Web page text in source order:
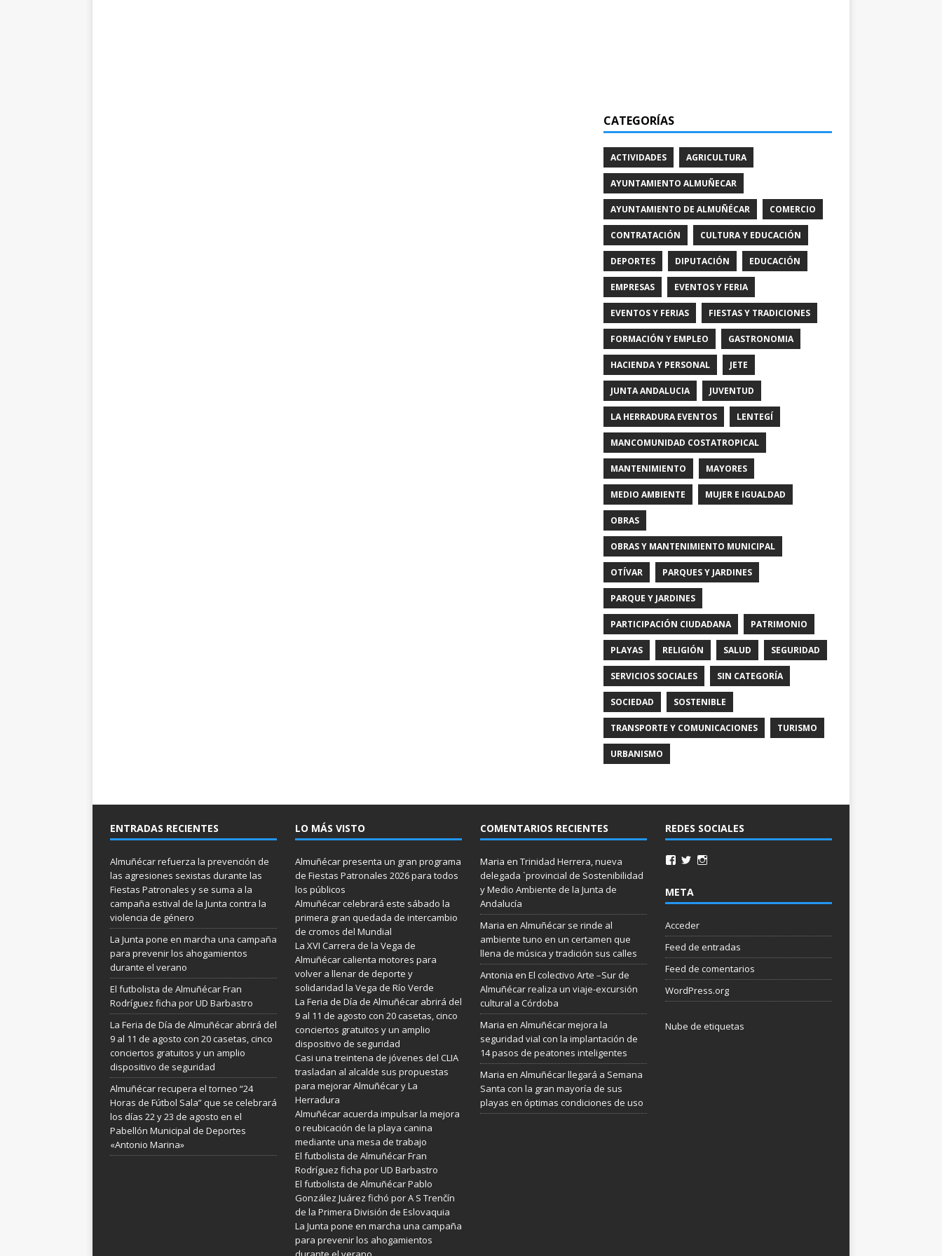
CATEGORÍAS
ACTIVIDADES AGRICULTURA
AYUNTAMIENTO ALMUÑECAR
AYUNTAMIENTO DE ALMUÑÉCAR COMERCIO
CONTRATACIÓN CULTURA Y EDUCACIÓN
DEPORTES DIPUTACIÓN EDUCACIÓN
EMPRESAS EVENTOS Y FERIA
EVENTOS Y FERIAS FIESTAS Y TRADICIONES
FORMACIÓN Y EMPLEO GASTRONOMIA
HACIENDA Y PERSONAL JETE
JUNTA ANDALUCIA JUVENTUD
LA HERRADURA EVENTOS LENTEGÍ
MANCOMUNIDAD COSTATROPICAL
MANTENIMIENTO MAYORES
MEDIO AMBIENTE MUJER E IGUALDAD
OBRAS
OBRAS Y MANTENIMIENTO MUNICIPAL
OTÍVAR PARQUES Y JARDINES
PARQUE Y JARDINES
PARTICIPACIÓN CIUDADANA PATRIMONIO
PLAYAS RELIGIÓN SALUD SEGURIDAD
SERVICIOS SOCIALES SIN CATEGORÍA
SOCIEDAD SOSTENIBLE
TRANSPORTE Y COMUNICACIONES TURISMO
URBANISMO
ENTRADAS RECIENTES
Almuñécar refuerza la prevención de
las agresiones sexistas durante las
Fiestas Patronales y se suma a la
campaña estival de la Junta contra la
violencia de género
La Junta pone en marcha una campaña
para prevenir los ahogamientos
durante el verano
El futbolista de Almuñécar Fran
Rodríguez ficha por UD Barbastro
La Feria de Día de Almuñécar abrirá del
9 al 11 de agosto con 20 casetas, cinco
conciertos gratuitos y un amplio
dispositivo de seguridad
Almuñécar recupera el torneo “24
Horas de Fútbol Sala” que se celebrará
los días 22 y 23 de agosto en el
Pabellón Municipal de Deportes
«Antonio Marina»
LO MÁS VISTO
Almuñécar presenta un gran programa
de Fiestas Patronales 2026 para todos
los públicos
Almuñécar celebrará este sábado la
primera gran quedada de intercambio
de cromos del Mundial
La XVI Carrera de la Vega de
Almuñécar calienta motores para
volver a llenar de deporte y
solidaridad la Vega de Río Verde
La Feria de Día de Almuñécar abrirá del
9 al 11 de agosto con 20 casetas, cinco
conciertos gratuitos y un amplio
dispositivo de seguridad
Casi una treintena de jóvenes del CLIA
trasladan al alcalde sus propuestas
para mejorar Almuñécar y La
Herradura
Almuñécar acuerda impulsar la mejora
o reubicación de la playa canina
mediante una mesa de trabajo
El futbolista de Almuñécar Fran
Rodríguez ficha por UD Barbastro
El futbolista de Almuñécar Pablo
González Juárez fichó por A S Trenčín
de la Primera División de Eslovaquia
La Junta pone en marcha una campaña
para prevenir los ahogamientos
COMENTARIOS RECIENTES
Maria en Trinidad Herrera, nueva
delegada `provincial de Sostenibilidad
y Medio Ambiente de la Junta de
Andalucía
Maria en Almuñécar se rinde al
ambiente tuno en un certamen que
llena de música y tradición sus calles
Antonia en El colectivo Arte –Sur de
Almuñécar realiza un viaje-excursión
cultural a Córdoba
Maria en Almuñécar mejora la
seguridad vial con la implantación de
14 pasos de peatones inteligentes
Maria en Almuñécar llegará a Semana
Santa con la gran mayoría de sus
playas en óptimas condiciones de uso
REDES SOCIALES
META
Acceder
Feed de entradas
Feed de comentarios
WordPress.org
Nube de etiquetas